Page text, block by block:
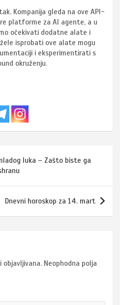
Kompanija gleda na ove API-
platforme za AI agente, a u
očekivati dodatne alate i
isprobati ove alate mogu
i eksperimentirati s
okruženju.
luka – Zašto biste ga
Dnevni horoskop za 14. mart
objavljivana. Neophodna polja